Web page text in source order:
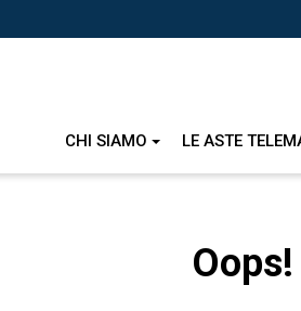
CHI SIAMO LE ASTE
Oops!